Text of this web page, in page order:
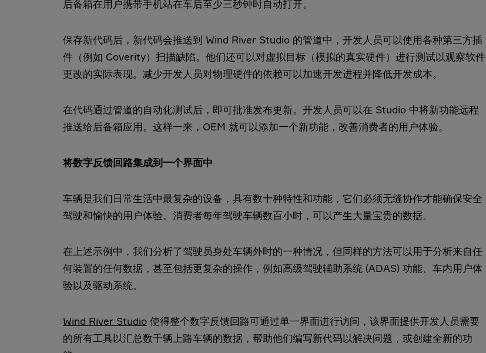
后备箱在用户携带手机站在车后至少三秒钟时自动打开。
保存新代码后，新代码会推送到 Wind River Studio 的管道中，开发人员可以使用各种第三方插
件（例如 Coverity）扫描缺陷。他们还可以对虚拟目标（模拟的真实硬件）进行测试以观察软件
更改的实际表现。减少开发人员对物理硬件的依赖可以加速开发进程并降低开发成本。
在代码通过管道的自动化测试后，即可批准发布更新。开发人员可以在 Studio 中将新功能远程
推送给后备箱应用。这样一来，OEM 就可以添加一个新功能，改善消费者的用户体验。
将数字反馈回路集成到一个界面中
车辆是我们日常生活中最复杂的设备，具有数十种特性和功能，它们必须无缝协作才能确保安全
驾驶和愉快的用户体验。消费者每年驾驶车辆数百小时，可以产生大量宝贵的数据。
在上述示例中，我们分析了驾驶员身处车辆外时的一种情况，但同样的方法可以用于分析来自任
何装置的任何数据，甚至包括更复杂的操作，例如高级驾驶辅助系统 (ADAS) 功能、车内用户体
验以及驱动系统。
Wind River Studio 使得整个数字反馈回路可通过单一界面进行访问，该界面提供开发人员需要
的所有工具以汇总数千辆上路车辆的数据，帮助他们编写新代码以解决问题，或创建全新的功